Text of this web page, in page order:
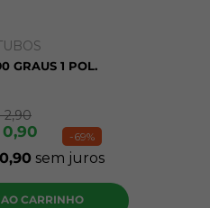
-69%
GRAUS 1 POL.
2,90
0,90
0,90 sem juros
CARRINHO